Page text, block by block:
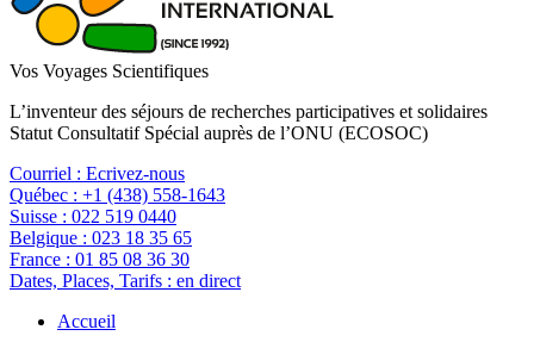
Vos Voyages Scientifiques
L’inventeur des séjours de recherches participatives et solidaires
Statut Consultatif Spécial auprès de l’ONU (ECOSOC)
Courriel : Ecrivez-nous
Québec : +1 (438) 558-1643
Suisse : 022 519 0440
Belgique : 023 18 35 65
France : 01 85 08 36 30
Dates, Places, Tarifs : en direct
Accueil